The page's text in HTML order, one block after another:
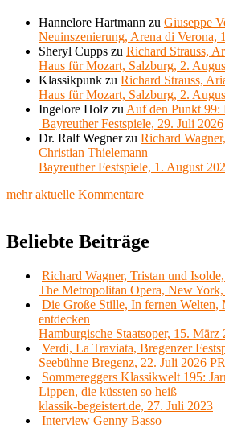
Hannelore Hartmann zu Giuseppe
Neuinszenierung, Arena di Verona,
Sheryl Cupps zu Richard Strauss,
Haus für Mozart, Salzburg, 2.
Klassikpunk zu Richard Strauss,
Haus für Mozart, Salzburg, 2.
Ingelore Holz zu Auf den Punkt 99:
Bayreuther Festspiele, 29. Juli 2026
Dr. Ralf Wegnerzu Richard
Christian Thielemann
Bayreuther Festspiele, 1. August
mehr aktuelle Kommentare
Beliebte Beiträge
Richard Wagner, Tristan und
The Metropolitan Opera, New
Die Große Stille, In fernen Welten,
entdecken
Hamburgische Staatsoper, 15. März
Verdi, La Traviata, Bregenzer
Seebühne Bregenz, 22. Juli 2026
Sommereggers Klassikwelt 195:
Lippen, die küssten so heiß
klassik-begeistert.de, 27. Juli 2023
Interview Genny Basso